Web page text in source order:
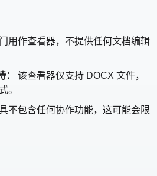
用作查看器，不提供任何文档编辑
该查看器仅支持 DOCX 文件，
。
不包含任何协作功能，这可能会限